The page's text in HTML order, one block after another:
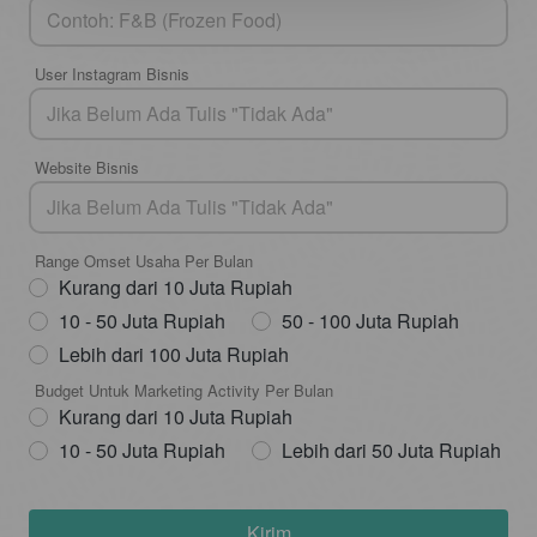
User Instagram Bisnis
Website Bisnis
Range Omset Usaha Per Bulan
Kurang dari 10 Juta Rupiah
10 - 50 Juta Rupiah
50 - 100 Juta Rupiah
Lebih dari 100 Juta Rupiah
Budget Untuk Marketing Activity Per Bulan
Kurang dari 10 Juta Rupiah
10 - 50 Juta Rupiah
Lebih dari 50 Juta Rupiah
`